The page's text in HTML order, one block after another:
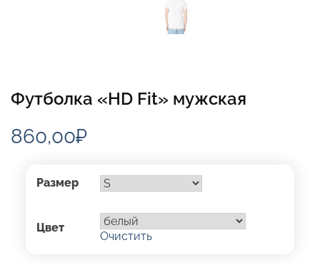
Футболка «HD Fit» мужская
860,00₽
Размер
Цвет
Очистить